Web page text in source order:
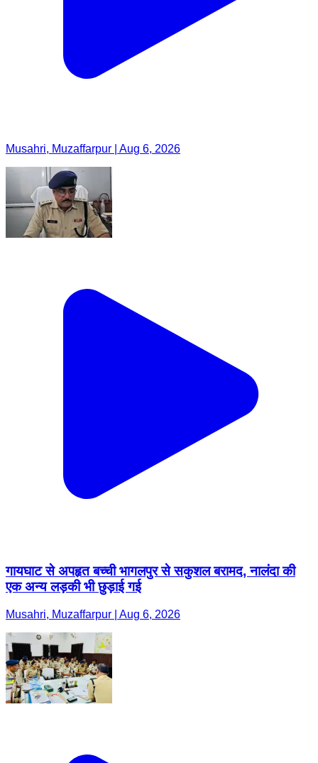
Musahri, Muzaffarpur | Aug 6, 2026
गायघाट से अपहृत बच्ची भागलपुर से सकुशल बरामद, नालंदा की
एक अन्य लड़की भी छुड़ाई गई
Musahri, Muzaffarpur | Aug 6, 2026